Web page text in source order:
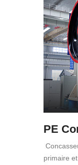
PE
primaire